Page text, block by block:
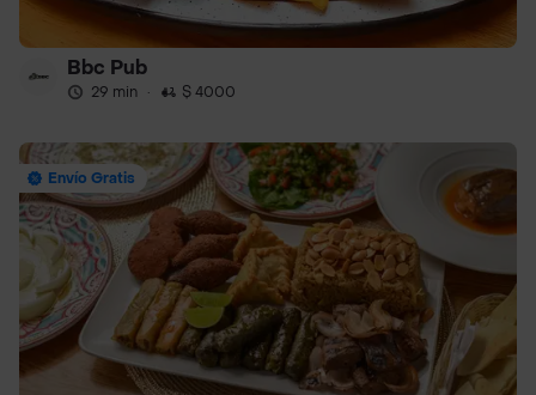
Bbc Pub
29 min · $ 4000
Envío Gratis